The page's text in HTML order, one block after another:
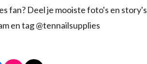
fan? Deel je mooiste foto's en story's
en tag @tennailsupplies